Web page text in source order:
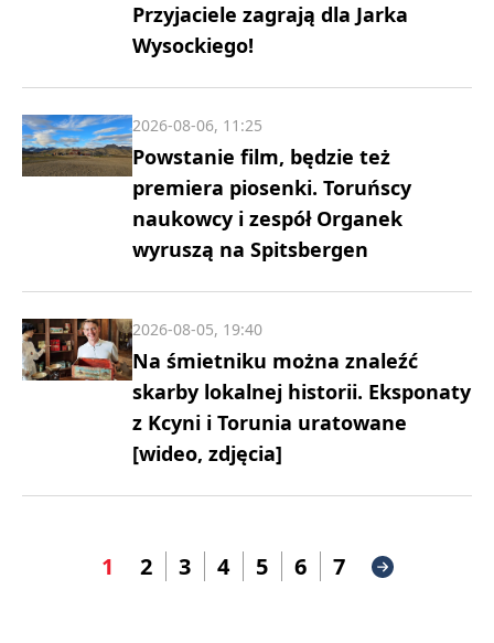
Przyjaciele zagrają dla Jarka
Wysockiego!
Powstanie film, będzie też
premiera piosenki. Toruńscy
naukowcy i zespół Organek
wyruszą na Spitsbergen
2026-08-06, 11:25
Na śmietniku można znaleźć
skarby lokalnej historii. Eksponaty
z Kcyni i Torunia uratowane
[wideo, zdjęcia]
2026-08-05, 19:40
1 2 3 4 5 6 7